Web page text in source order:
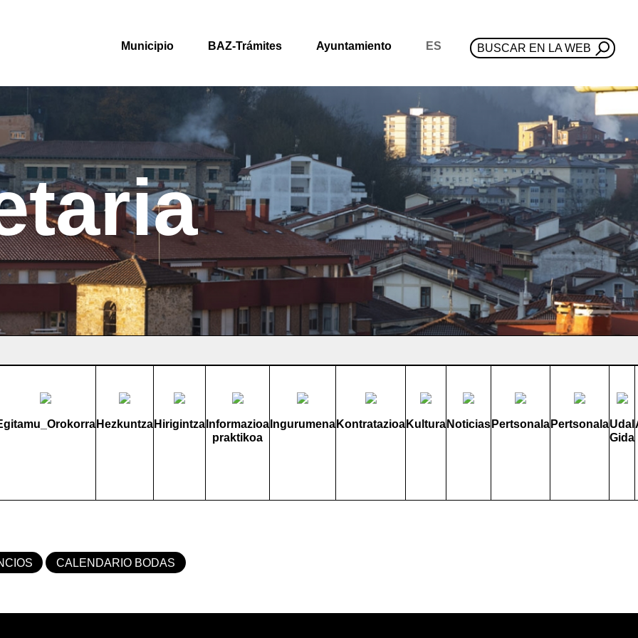
Municipio BAZ-Trámites Ayuntamiento ES BUSCAR EN LA WEB
Hezkuntza Hirigintza Informazioa
praktikoa
Ingurumena Kontratazioa Kultura Noticias Pertsonala PertsonalaUdal
Gida
CALENDARIO BODAS